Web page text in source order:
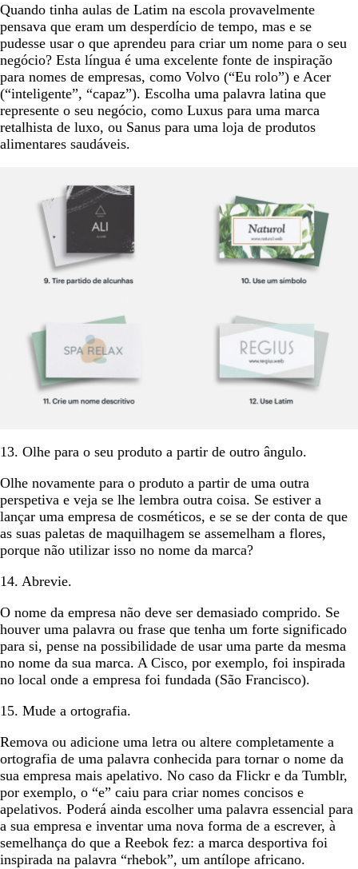
Quando tinha aulas de Latim na escola provavelmente
pensava que eram um desperdício de tempo, mas e se
pudesse usar o que aprendeu para criar um nome para o seu
negócio? Esta língua é uma excelente fonte de inspiração
para nomes de empresas, como Volvo (“Eu rolo”) e Acer
(“inteligente”, “capaz”). Escolha uma palavra latina que
represente o seu negócio, como Luxus para uma marca
retalhista de luxo, ou Sanus para uma loja de produtos
alimentares saudáveis.
13. Olhe para o seu produto a partir de outro ângulo.
Olhe novamente para o produto a partir de uma outra
perspetiva e veja se lhe lembra outra coisa. Se estiver a
lançar uma empresa de cosméticos, e se se der conta de que
as suas paletas de maquilhagem se assemelham a flores,
porque não utilizar isso no nome da marca?
14. Abrevie.
O nome da empresa não deve ser demasiado comprido. Se
houver uma palavra ou frase que tenha um forte significado
para si, pense na possibilidade de usar uma parte da mesma
no nome da sua marca. A Cisco, por exemplo, foi inspirada
no local onde a empresa foi fundada (São Francisco).
15. Mude a ortografia.
Remova ou adicione uma letra ou altere completamente a
ortografia de uma palavra conhecida para tornar o nome da
sua empresa mais apelativo. No caso da Flickr e da Tumblr,
por exemplo, o “e” caiu para criar nomes concisos e
apelativos. Poderá ainda escolher uma palavra essencial para
a sua empresa e inventar uma nova forma de a escrever, à
semelhança do que a Reebok fez: a marca desportiva foi
inspirada na palavra “rhebok”, um antílope africano.